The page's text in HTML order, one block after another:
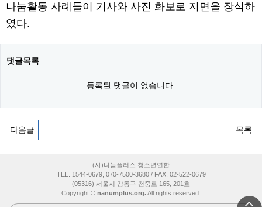
나눔활동 사례들이 기사와 사진 화보로 지면을 장식하
였다.
댓글목록
등록된 댓글이 없습니다.
다음글 목록
(사)나눔플러스 청소년연합
TEL. 1544-0679, 070-7500-3680 / FAX. 02-522-0679
(05316) 서울시 강동구 천중로 165, 201호
Copyright © nanumplus.org.All rights reserved.